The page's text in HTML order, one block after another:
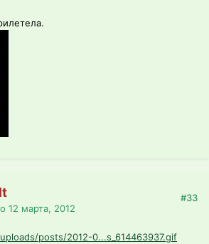
12 марта, 2012
#33
posts/2012-0...s_614463937.gif